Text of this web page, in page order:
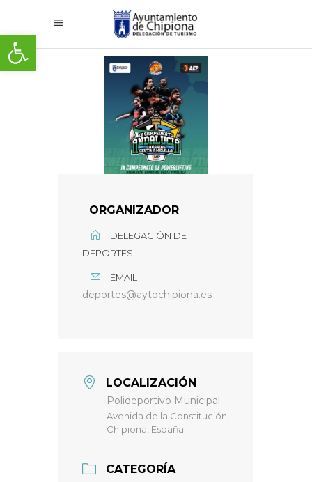
Abrir barra de herramientas
ORGANIZADOR
DELEGACIÓN DE
DEPORTES
EMAIL
deportes@aytochipiona.es
LOCALIZACIÓN
Polideportivo Municipal
Avenida de la Constitución,
Chipiona, España
CATEGORÍA